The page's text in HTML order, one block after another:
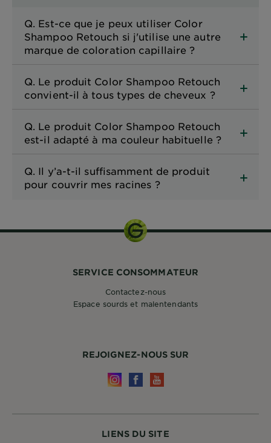
Q. Est-ce que je peux utiliser Color
Shampoo Retouch si j'utilise une autre
marque de coloration capillaire ?
Q. Le produit Color Shampoo Retouch
convient-il à tous types de cheveux ?
Q. Le produit Color Shampoo Retouch
est-il adapté à ma couleur habituelle ?
Q. Il y’a-t-il suffisamment de produit
pour couvrir mes racines ?
LIENS DU SITE
REJOIGNEZ-NOUS SUR
SERVICE CONSOMMATEUR
Contactez-nous
Espace sourds et malentendants